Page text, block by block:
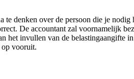
denken over de persoon die je nodig
De accountant zal voornamelijk
het invullen van de belastingaangifte
op vooruit.